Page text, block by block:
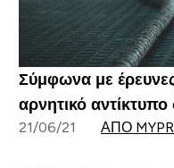
Σύμφωνα με
αρνητικό
21/06/21 ΑΠΌ